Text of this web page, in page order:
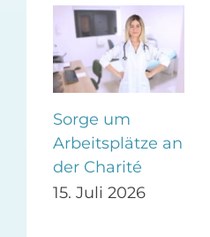
Sorge um
Arbeitsplätze an
der Charité
15. Juli 2026